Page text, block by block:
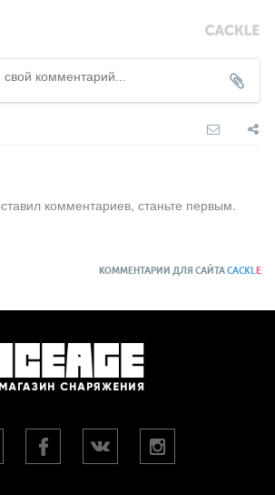
комментариев, станьте первым.
КОММЕНТАРИИ ДЛЯ САЙТАCACKL E